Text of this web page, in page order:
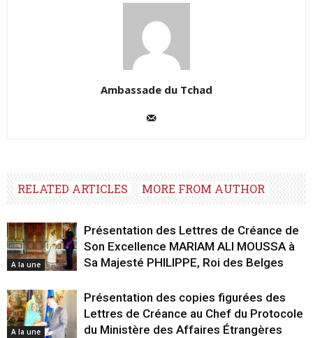
Ambassade du Tchad
RELATED ARTICLES MORE FROM AUTHOR
A la une
Présentation des Lettres de Créance de
Son Excellence MARIAM ALI MOUSSA à
Sa Majesté PHILIPPE, Roi des Belges
A la une
Présentation des copies figurées des
Lettres de Créance au Chef du Protocole
du Ministère des Affaires Étrangères